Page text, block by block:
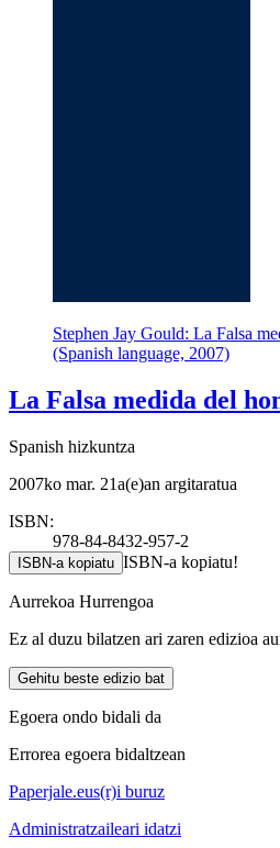
Stephen Jay Gould: La Falsa
(Spanish language, 2007)
La Falsa medida del
Spanish hizkuntza
2007ko mar. 21a(e)an argitaratua
ISBN:
978-84-8432-957-2
ISBN-a kopiatu ISBN-a kopiatu!
Aurrekoa Hurrengoa
Ez al duzu bilatzen ari zaren edizioa
Gehitu beste edizio bat
Egoera ondo bidali da
Errorea egoera bidaltzean
Paperjale.eus(r)i buruz
Administratzaileari idatzi